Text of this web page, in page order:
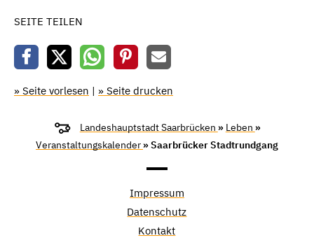
SEITE TEILEN
» Seite vorlesen | » Seite drucken
Landeshauptstadt Saarbrücken » Leben »
Veranstaltungskalender » Saarbrücker Stadtrundgang
Impressum
Datenschutz
Kontakt